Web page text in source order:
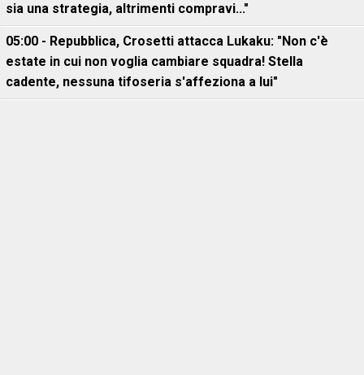
sia una strategia, altrimenti compravi..."
05:00 - Repubblica, Crosetti attacca Lukaku: "Non c'è
estate in cui non voglia cambiare squadra! Stella
cadente, nessuna tifoseria s'affeziona a lui"